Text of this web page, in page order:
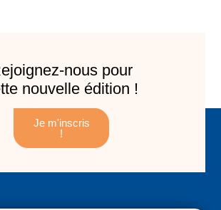
nous pour
nouvelle édition !
Je m'inscris
!